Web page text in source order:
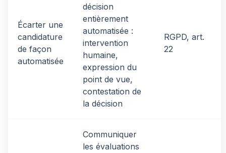
Écarter une
candidature
de façon
automatisée
décision
entièrement
automatisée :
intervention
humaine,
expression du
point de vue,
contestation de
la décision
RGPD, art.
22
Communiquer
les évaluations